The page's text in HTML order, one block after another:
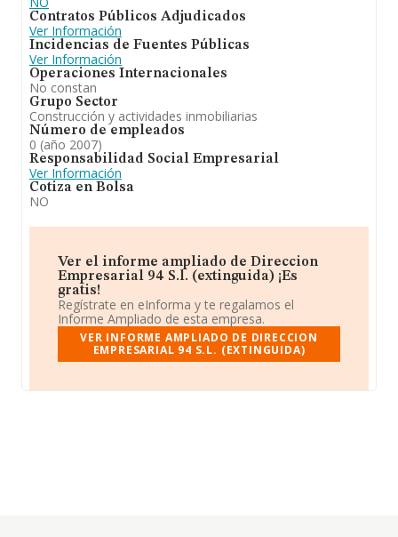
Contratos Públicos Adjudicados
Ver Información
Incidencias de Fuentes Públicas
Ver Información
Operaciones Internacionales
No constan
Grupo Sector
Construcción y actividades inmobiliarias
Número de empleados
0 (año 2007)
Responsabilidad Social Empresarial
Ver Información
Cotiza en Bolsa
NO
Ver el informe ampliado de Direccion
Empresarial 94 S.l. (extinguida) ¡Es
gratis!
Regístrate en eInforma y te regalamos el
Informe Ampliado de esta empresa.
VER INFORME AMPLIADO DE DIRECCION
EMPRESARIAL 94 S.L. (EXTINGUIDA)